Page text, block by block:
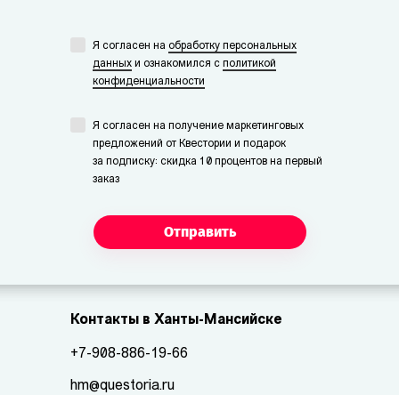
Я согласен на обработку персональных
данных и ознакомился с политикой
конфиденциальности
Я согласен на получение маркетинговых
предложений от Квестории и подарок
за подписку: скидка 10 процентов на первый
заказ
Отправить
Контакты в Ханты-Мансийске
+7-908-886-19-66
hm@questoria.ru